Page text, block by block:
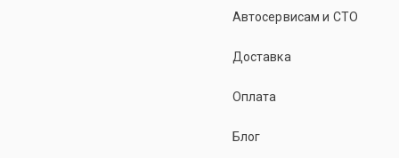
Автосервисам и СТО
Доставка
Оплата
Блог